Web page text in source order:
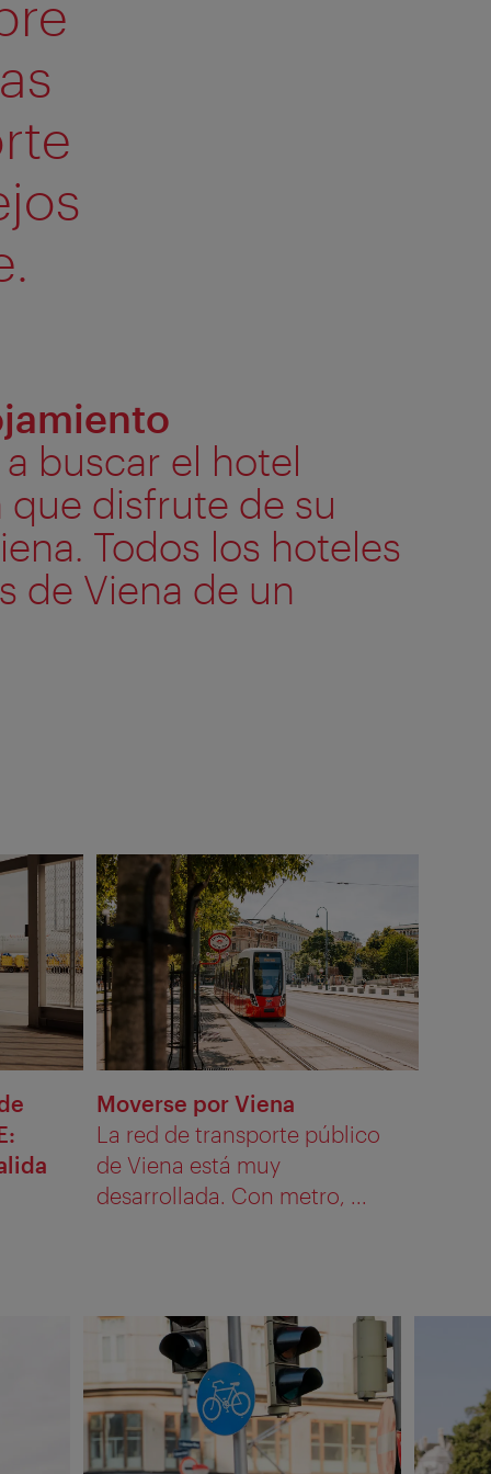
buscar el hotel
disfrute de su
Todos los hoteles
de Viena de un
Moverse por Viena
La red de transporte público
de Viena está muy
desarrollada. Con metro, ...